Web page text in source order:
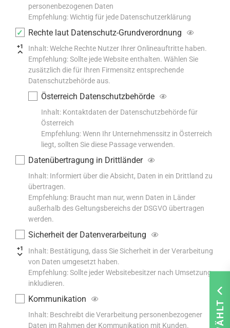
personenbezogenen Daten
Empfehlung: Wichtig für jede Datenschutzerklärung
+1
Rechte laut Datenschutz-Grundverordnung
Inhalt: Welche Rechte Nutzer Ihrer Onlineauftritte haben.
Empfehlung: Sollte jede Website enthalten. Wählen Sie
zusätzlich die für Ihren Firmensitz entsprechende
Datenschutzbehörde aus.
Österreich Datenschutzbehörde
Inhalt: Kontaktdaten der Datenschutzbehörde für
Österreich
Empfehlung: Wenn Ihr Unternehmenssitz in Österreich
liegt, sollten Sie diese Passage verwenden.
Datenübertragung in Drittländer
Inhalt: Informiert über die Absicht, Daten in ein Drittland zu
übertragen.
Empfehlung: Braucht man nur, wenn Daten in Länder
außerhalb des Geltungsbereichs der DSGVO übertragen
werden.
+1
Sicherheit der Datenverarbeitung
Inhalt: Bestätigung, dass Sie Sicherheit in der Verarbeitung
von Daten umgesetzt haben.
Empfehlung: Sollte jeder Websitebesitzer nach Umsetzung
inkludieren.
Kommunikation
Inhalt: Beschreibt die Verarbeitung personenbezogener
Daten im Rahmen der Kommunikation mit Kunden.